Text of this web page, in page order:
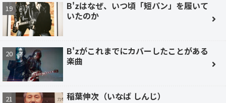
B'zはなぜ、いつ頃「短パン」を履いて
いたのか
B'zがこれまでにカバーしたことがある
楽曲
稲葉伸次（いなば しんじ）